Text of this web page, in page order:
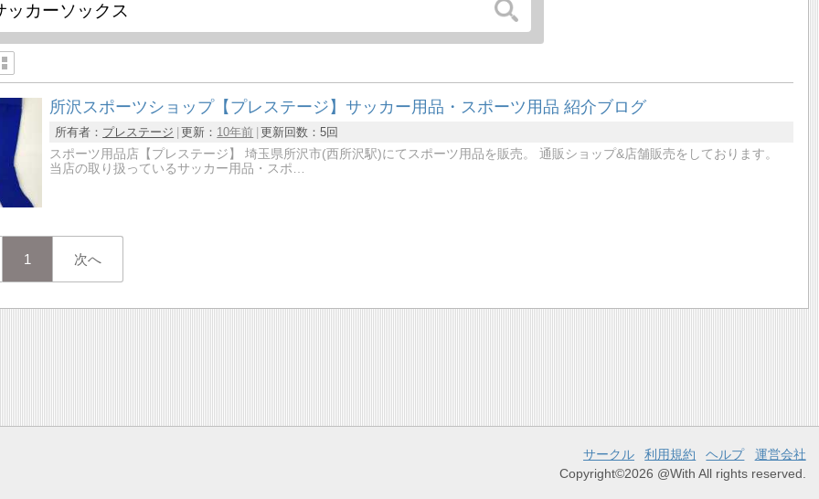
所沢スポーツショップ【プレステージ】サッカー用品・スポーツ用品 紹介ブログ
所有者： プレステージ 更新： 10年前 更新回数：5回
スポーツ用品店【プレステージ】 埼玉県所沢市(西所沢駅)にてスポーツ用品を販売。 通販ショップ&店舗販売をしております。
当店の取り扱っているサッカー用品・スポ…
1 次へ
サークル 利用規約 ヘルプ
運営会社
Copyright©2026 @With All rights reserved.